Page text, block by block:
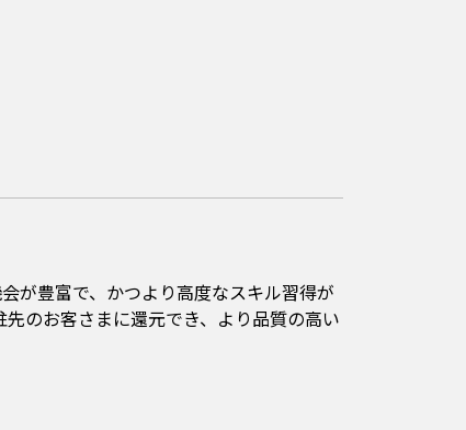
が豊富で、かつより高度なスキル習得が
のお客さまに還元でき、より品質の高い